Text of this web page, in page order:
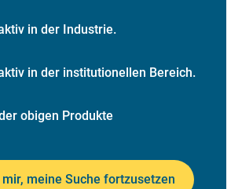
in der Industrie.
in der institutionellen Bereich.
obigen Produkte
meine Suche fortzusetzen